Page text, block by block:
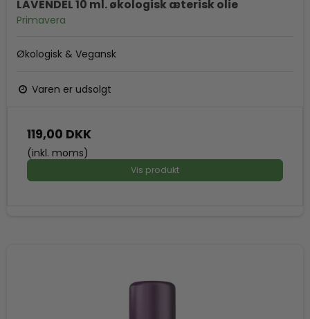
LAVENDEL 10 ml. økologisk æterisk olie
Primavera
Økologisk & Vegansk
Varen er udsolgt
119,00 DKK
(inkl. moms)
Vis produkt